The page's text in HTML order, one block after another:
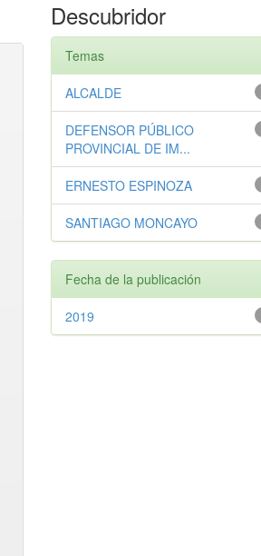
Descubridor
Temas
ALCALDE
DEFENSOR PÚBLICO
PROVINCIAL DE IM...
ERNESTO ESPINOZA
SANTIAGO MONCAYO
Fecha de la publicación
2019